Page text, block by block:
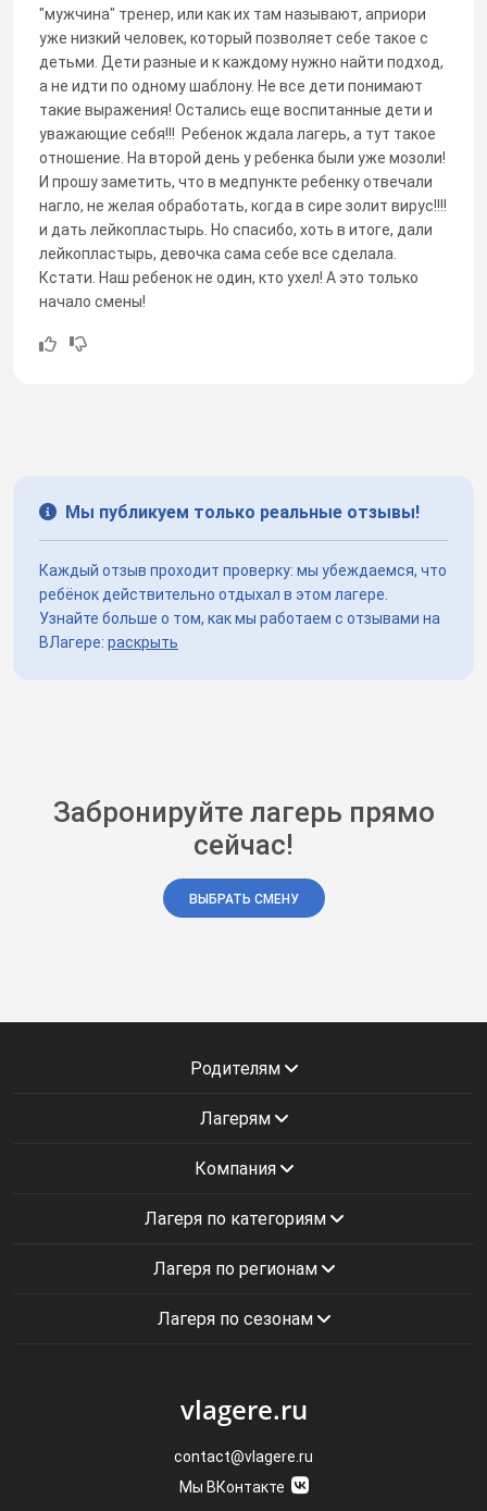
"мужчина" тренер, или как их там называют, априори
уже низкий человек, который позволяет себе такое с
детьми. Дети разные и к каждому нужно найти подход,
а не идти по одному шаблону. Не все дети понимают
такие выражения! Остались еще воспитанные дети и
уважающие себя!!! Ребенок ждала лагерь, а тут такое
отношение. На второй день у ребенка были уже мозоли!
И прошу заметить, что в медпункте ребенку отвечали
нагло, не желая обработать, когда в сире золит вирус!!!!
и дать лейкопластырь. Но спасибо, хоть в итоге, дали
лейкопластырь, девочка сама себе все сделала.
Кстати. Наш ребенок не один, кто ухел! А это только
начало смены!
Мы публикуем только реальные отзывы!
Каждый отзыв проходит проверку: мы убеждаемся, что
ребёнок действительно отдыхал в этом лагере.
Узнайте больше о том, как мы работаем с отзывами на
ВЛагере: раскрыть
Забронируйте лагерь прямо
сейчас!
ВЫБРАТЬ СМЕНУ
Родителям
Лагерям
Компания
Лагеря по категориям
Лагеря по регионам
Лагеря по сезонам
vlagere.ru
contact@vlagere.ru
Мы ВКонтакте